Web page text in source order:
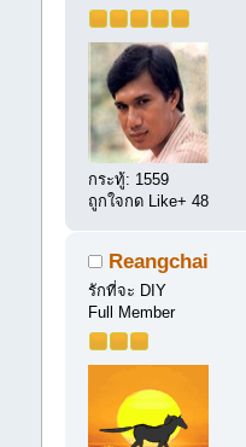
กระทู้: 1559
ถูกใจกด Like+ 48
Reangchai
รักที่จะ DIY
Full Member